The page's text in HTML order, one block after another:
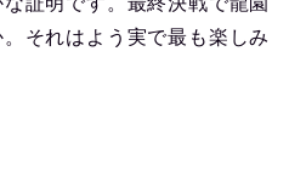
それはよう実で最も楽しみ